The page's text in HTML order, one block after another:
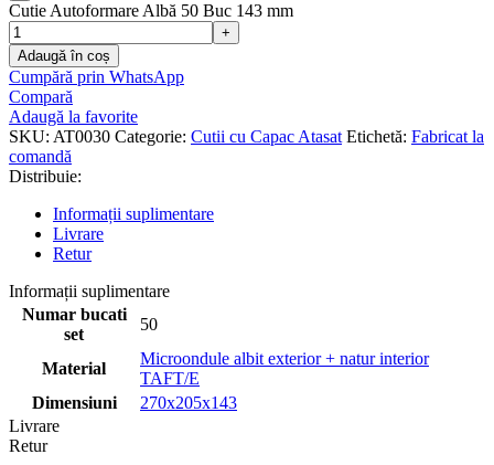
Cutie Autoformare Albă 50 Buc 143 mm
Adaugă în coș
Cumpără prin WhatsApp
Compară
Adaugă la favorite
SKU: AT0030 Categorie: Cutii cu Capac Atasat Etichetă: Fabricat la
comandă
Distribuie:
Informații suplimentare
Livrare
Retur
Informații suplimentare
Numar bucati
set
50
Material
Microondule albit exterior + natur interior
TAFT/E
Dimensiuni
270x205x143
Livrare
Retur